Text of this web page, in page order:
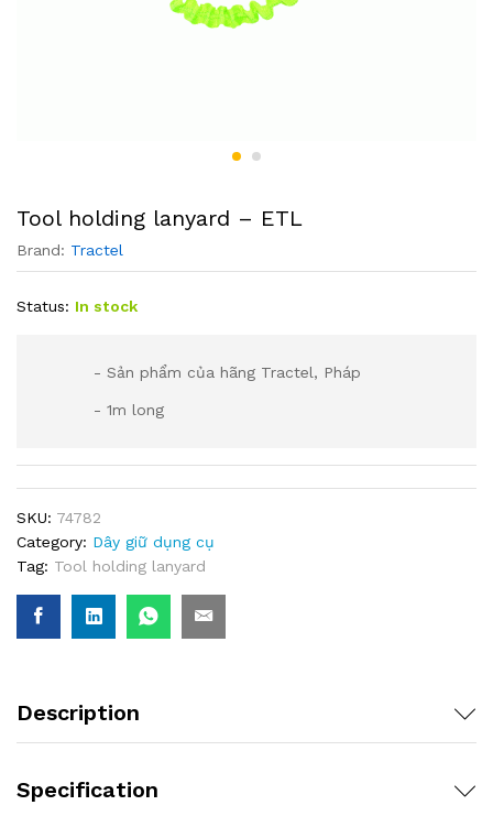
Tool holding lanyard – ETL
Brand: Tractel
Status: In stock
- Sản phẩm của hãng Tractel, Pháp
- 1m long
SKU: 74782
Category: Dây giữ dụng cụ
Tag: Tool holding lanyard
Description
Specification